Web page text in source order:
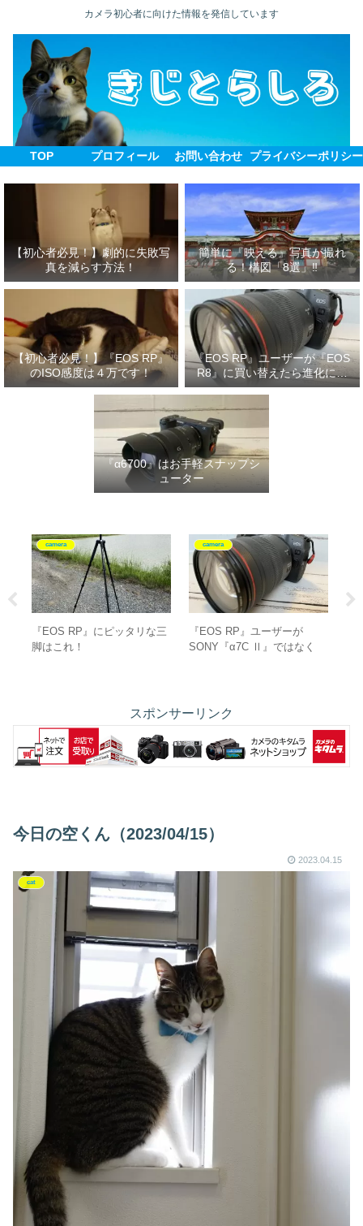
カメラ初心者に向けた情報を発信しています
TOP プロフィール お問い合わせ プライバシーポリシー
【初心者必見！】劇的に失敗写
真を減らす方法！
簡単に『映える』写真が撮れ
る！構図「8選」‼
【初心者必見！】『EOS RP』
のISO感度は４万です！
『EOS RP』ユーザーが『EOS
R8』に買い替えたら進化に驚
いた‼
『α6700』はお手軽スナップシ
ューター
camera
『EOS RP』にピッタリな三
脚はこれ！
camera
『EOS RP』ユーザーが
SONY『α7C Ⅱ』ではなく
スポンサーリンク
今日の空くん（2023/04/15）
2023.04.15
cat